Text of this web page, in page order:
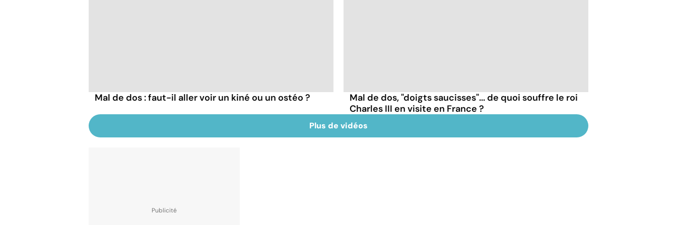
Mal de dos : faut-il aller voir un kiné ou un ostéo ?
Mal de dos, "doigts saucisses"... de quoi souffre le roi
Charles III en visite en France ?
Plus de vidéos